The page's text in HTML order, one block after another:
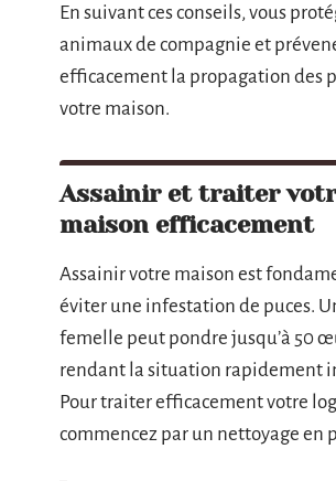
En suivant ces conseils, vous
animaux de compagnie et
efficacement la propagation des
votre maison.
Assainir et traiter
maison efficacement
Assainir votre maison est
éviter une infestation de puces.
femelle peut pondre jusqu’à 50
rendant la situation rapidement
Pour traiter efficacement votre
commencez par un nettoyage en